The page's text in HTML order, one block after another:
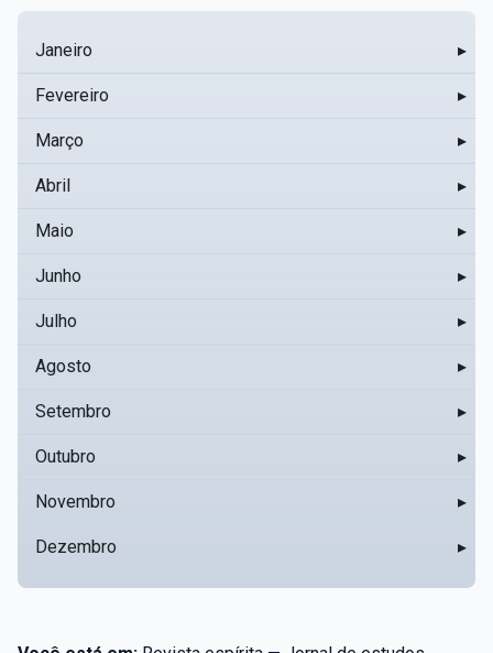
Janeiro ▸
Fevereiro ▸
Março ▸
Abril ▸
Maio ▸
Junho ▸
Julho ▸
Agosto ▸
Setembro ▸
Outubro ▸
Novembro ▸
Dezembro ▸